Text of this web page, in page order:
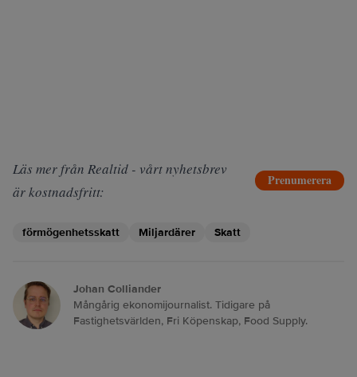
Läs mer från Realtid - vårt nyhetsbrev
är kostnadsfritt:
Prenumerera
förmögenhetsskatt Miljardärer Skatt
Johan Colliander
Mångårig ekonomijournalist. Tidigare på
Fastighetsvärlden, Fri Köpenskap, Food Supply.